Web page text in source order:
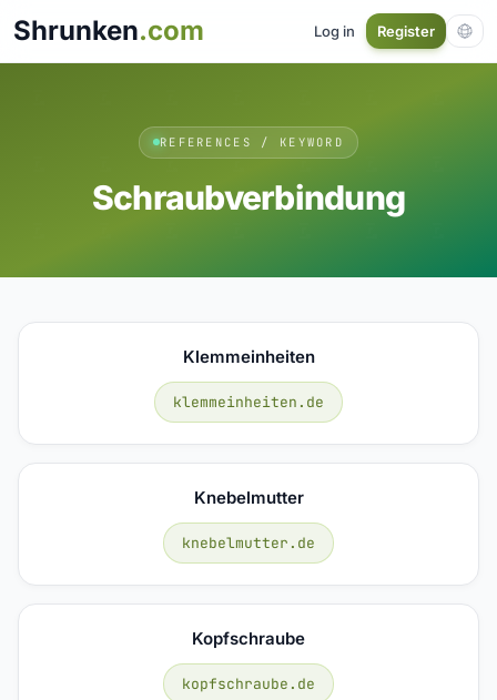
Shrunken.com Log in Register
REFERENCES / KEYWORD
Schraubverbindung
Klemmeinheiten
klemmeinheiten.de
Knebelmutter
knebelmutter.de
Kopfschraube
kopfschraube.de